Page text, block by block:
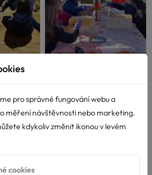
pro správné fungování webu a
měření návštěvnosti nebo marketing.
kdykoliv změnit ikonou v levém
cookies